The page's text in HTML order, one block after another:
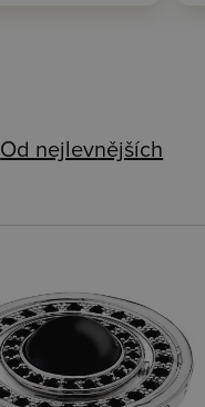
Od nejlevnějších